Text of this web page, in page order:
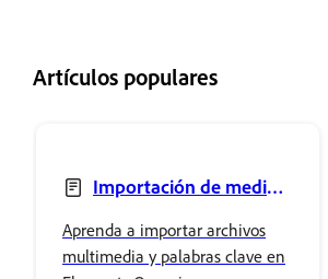
Artículos populares
Importación de medios
Aprenda a importar archivos
multimedia y palabras clave en